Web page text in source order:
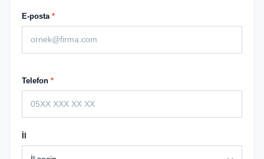
E-posta *
Telefon *